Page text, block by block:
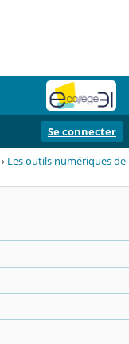
Se connecter
› Les outils numériques de